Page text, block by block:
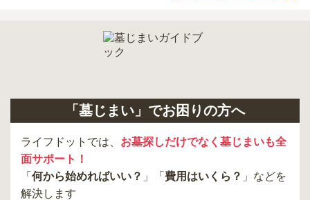
「墓じまい」でお困りの方へ
ライフドットでは、 お墓探しだけでなく墓じまいも全
面サポート！
「 何から始めればいい？ 」「 費用はいくら？ 」などを
解決します